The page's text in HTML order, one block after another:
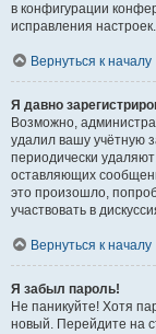
в конфигурации
исправления настроек.
Вернуться к началу
Я давно
Возможно,
удалил вашу учётную
периодически
оставляющих
это произошло,
участвовать в
Вернуться к началу
Я забыл пароль!
Не паникуйте! Хотя
новый. Перейдите на